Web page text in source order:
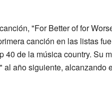
"For Better of for
canción en las listas
de la música country. Su
año siguiente, alcanzando